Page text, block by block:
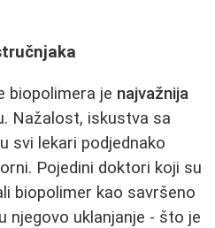
biopolimera je najvažnija
Nažalost, iskustva sa
svi lekari podjednako
Pojedini doktori koji su
biopolimer kao savršeno
njegovo uklanjanje - što je